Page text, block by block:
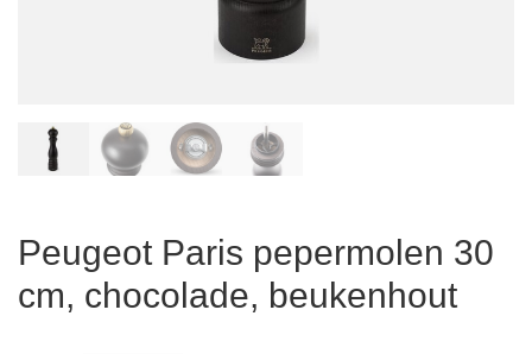
Peugeot Paris pepermolen 30
cm, chocolade, beukenhout